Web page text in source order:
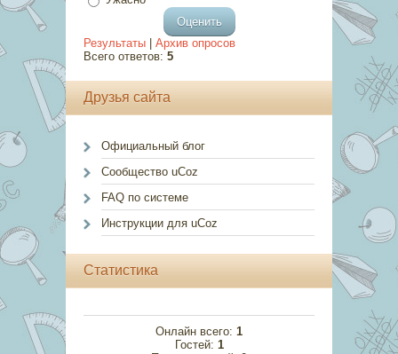
Результаты
Архив опросов
Всего ответов: 5
Друзья сайта
Официальный блог
Сообщество uCoz
FAQ по системе
Инструкции для uCoz
Статистика
Онлайн всего: 1
Гостей: 1